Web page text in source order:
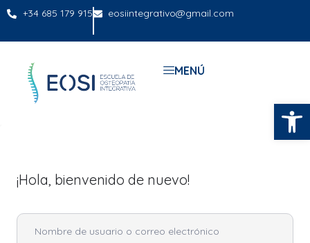
+34 685 179 915 eosiintegrativo@gmail.com
MENÚ
¡Hola, bienvenido de nuevo!